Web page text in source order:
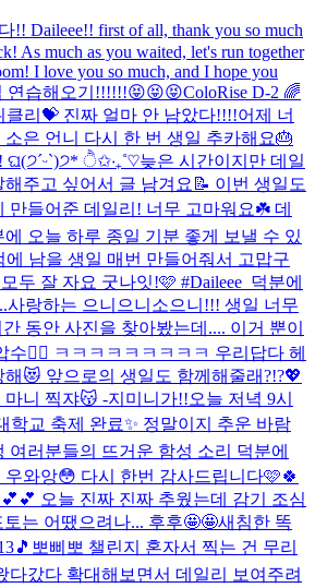
!! Daileee!! first of all, thank you so much
As much as you waited, let's run together
I love you so much, and I hope you
연습해오기!!!!!!😝😝😝ColoRise D-2 🌈
클리💝 진짜 얼마 안 남았다!!!!어제 너
은 언니 다시 한 번 생일 추카해요🎂
ଘ(੭ˊᵕˋ)੭* ੈ✩‧₊˚♡늦은 시간이지만 데일
주고 싶어서 글 남겨요📝 이번 생일도
만들어준 데일리! 너무 고마워요☘️ 데
오늘 하루 종일 기분 좋게 보낼 수 있
남을 생일 매번 만들어줘서 고맙구
두 잘 자요 굿나잇!🩷 #Daileee_덕분에
사랑하는 으니으니소으니!!! 생일 너무
동안 사진을 찾아봤는데.... 이거 뿐이
수🤦‍♀️ ㅋㅋㅋㅋㅋㅋㅋㅋㅋ 우리답다 헤
😻 앞으로의 생일도 함께해줄래?!?💖
니 찍쟈😽 -지미니가!!오늘 저녁 9시
학교 축제 완료✨ 정말이지 추운 바람
여러분들의 뜨거운 함성 소리 덕분에
우와앙😳 다시 한번 감사드립니다🩷🍀
오늘 진짜 진짜 추웠는데 감기 조심
는 어땠으려나... 후후🤩🤩새침한 똑
뽀삐뽀 챌린지 혼자서 찍는 건 무리
다갔다 확대해보면서 데일리 보여주려